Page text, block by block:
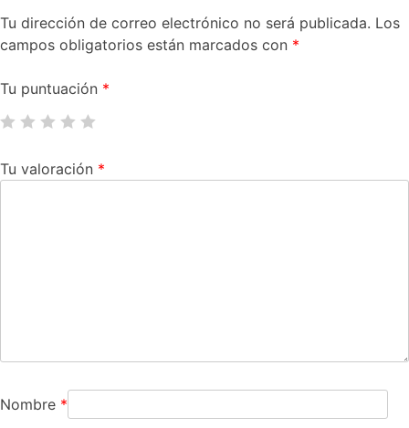
Tu dirección de correo electrónico no será publicada. Los
campos obligatorios están marcados con *
Tu puntuación *
Tu valoración *
Nombre *